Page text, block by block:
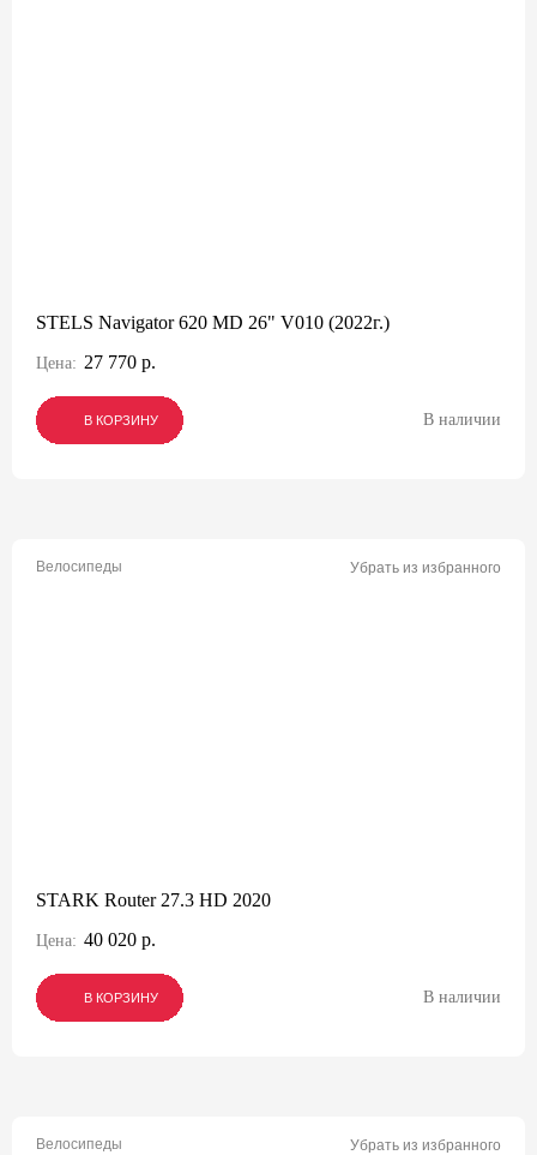
STELS Navigator 620 MD 26" V010 (2022г.)
Цена: 27 770 р.
В КОРЗИНУ
В КОРЗИНУ
В КОРЗИНУ В наличии
Велосипеды Убрать из избранного
STARK Router 27.3 HD 2020
Цена: 40 020 р.
В КОРЗИНУ
В КОРЗИНУ
В КОРЗИНУ В наличии
Велосипеды Убрать из избранного